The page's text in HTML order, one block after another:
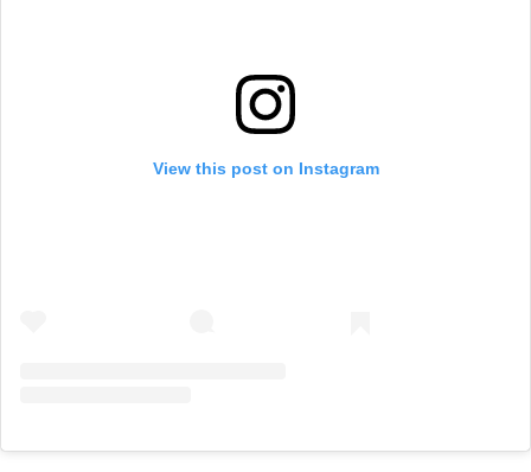
View this post on Instagram